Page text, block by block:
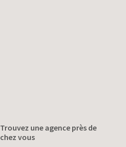
Trouvez une agence près de
chez vous